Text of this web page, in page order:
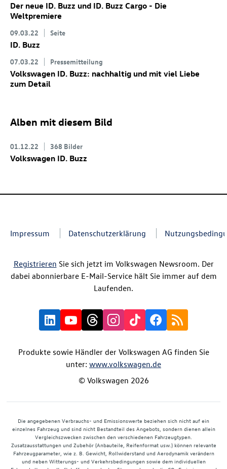
Der neue ID. Buzz und ID. Buzz Cargo - Die
Weltpremiere
09.03.22 Seite
ID. Buzz
07.03.22 Pressemitteilung
Volkswagen ID. Buzz: nachhaltig und mit viel Liebe
zum Detail
Alben mit diesem Bild
01.12.22 368 Bilder
Volkswagen ID. Buzz
Impressum Datenschutzerklärung
Registrieren Sie sich jetzt im Volkswagen Newsroom. Der
dabei abonnierbare E-Mail-Service hält Sie immer auf dem
Laufenden.
Produkte sowie Händler der Volkswagen AG finden Sie
unter: www.volkswagen.de
© Volkswagen 2026
Die angegebenen Verbrauchs- und Emissionswerte beziehen sich nicht auf ein
einzelnes Fahrzeug und sind nicht Bestandteil des Angebots, sondern dienen allein
Vergleichszwecken zwischen den verschiedenen Fahrzeugtypen.
Zusatzausstattungen und Zubehör (Anbauteile, Reifenformat usw.) können relevante
Fahrzeugparameter, wie z. B. Gewicht, Rollwiderstand und Aerodynamik verändern
und neben Witterungs- und Verkehrsbedingungen sowie dem individuellen